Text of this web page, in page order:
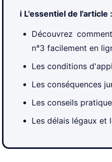
ℹ️ L'essentiel de l'article :
Découvrez
n°3 facilement en
Les conditions
Les conséquences
Les conseils
Les délais légaux et